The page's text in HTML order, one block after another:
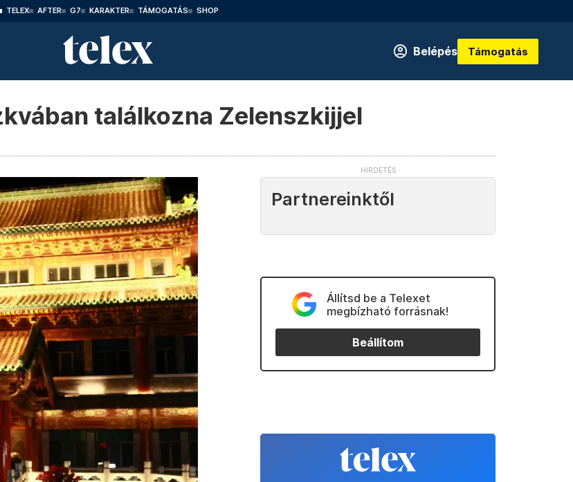
TELEX AFTER G7 KARAKTER TÁMOGATÁS SHOP
Belépés Támogatás
találkozna Zelenszkijjel
Partnereinktől
Állítsd be a Telexet
megbízható forrásnak!
Beállítom